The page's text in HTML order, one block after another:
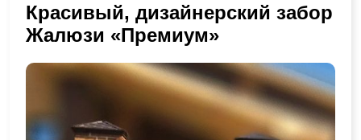
Красивый, дизайнерский забор
Жалюзи «Премиум»